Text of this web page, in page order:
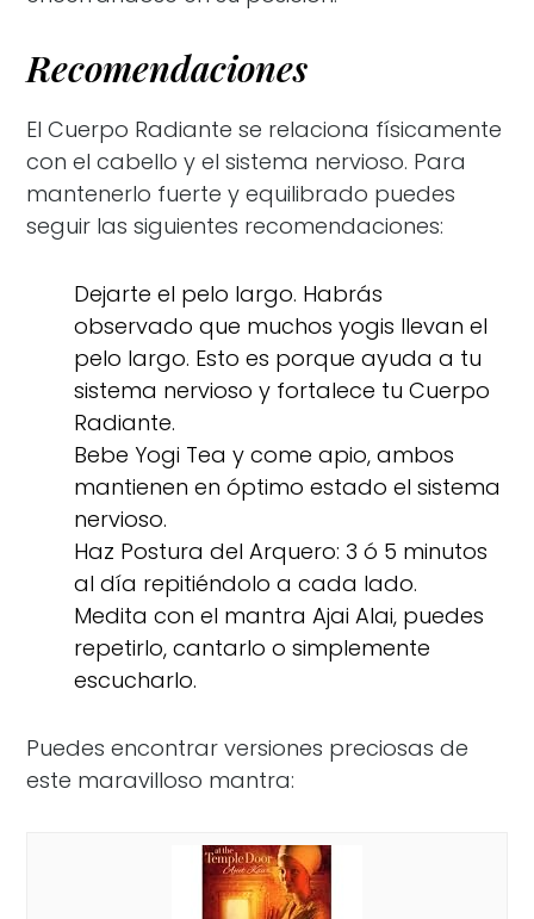
Recomendaciones
El Cuerpo Radiante se relaciona físicamente
con el cabello y el sistema nervioso. Para
mantenerlo fuerte y equilibrado puedes
seguir las siguientes recomendaciones:
Dejarte el pelo largo. Habrás
observado que muchos yogis llevan el
pelo largo. Esto es porque ayuda a tu
sistema nervioso y fortalece tu Cuerpo
Radiante.
Bebe Yogi Tea y come apio, ambos
mantienen en óptimo estado el sistema
nervioso.
Haz Postura del Arquero: 3 ó 5 minutos
al día repitiéndolo a cada lado.
Medita con el mantra Ajai Alai, puedes
repetirlo, cantarlo o simplemente
escucharlo.
Puedes encontrar versiones preciosas de
este maravilloso mantra: